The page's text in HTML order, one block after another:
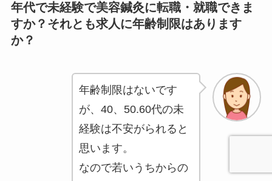
年代で未経験で美容鍼灸に転職・就職できま
すか？それとも求人に年齢制限はあります
か？
年齢制限はないです
が、40、50.60代の未
経験は不安がられると
思います。
なので若いうちからの